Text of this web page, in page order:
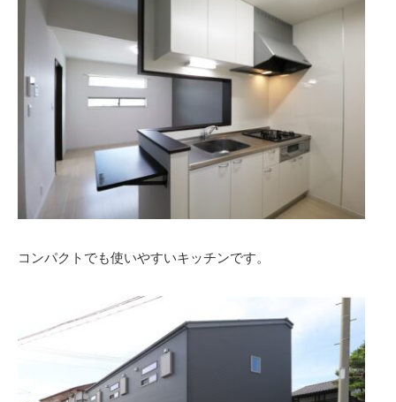
コンパクトでも使いやすいキッチンです。